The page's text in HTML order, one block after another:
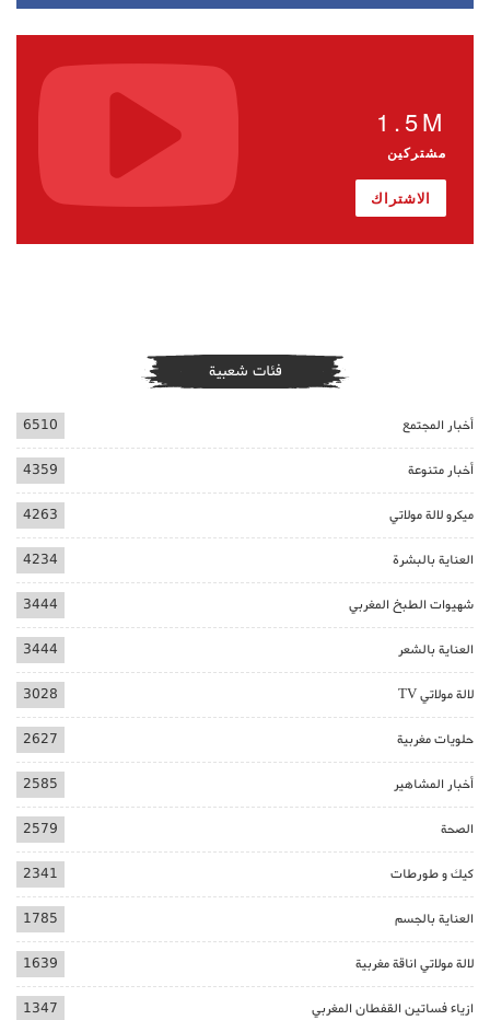
1.5M
مشتركين
الاشتراك
فئات شعبية
أخبار المجتمع 6510
أخبار متنوعة 4359
ميكرو لالة مولاتي 4263
العناية بالبشرة 4234
شهيوات الطبخ المغربي 3444
العناية بالشعر 3444
لالة مولاتي TV 3028
حلويات مغربية 2627
أخبار المشاهير 2585
الصحة 2579
كيك و طورطات 2341
العناية بالجسم 1785
لالة مولاتي اناقة مغربية 1639
ازياء فساتين القفطان المغربي 1347